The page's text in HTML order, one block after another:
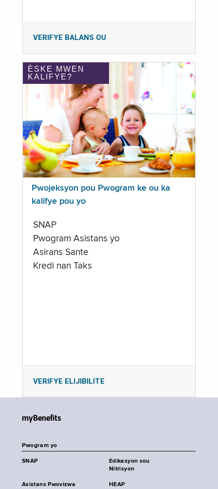
VERIFYE BALANS OU
ÈSKE MWEN
KALIFYE?
Pwojeksyon pou Pwogram ke ou ka
kalifye pou yo
SNAP
Pwogram Asistans yo
Asirans Sante
Kredi nan Taks
VERIFYE ELIJIBILITE
myBenefits
Pwogram yo
SNAP
Edikasyon sou
Nitrisyon
Asistans Pwovizwa HEAP